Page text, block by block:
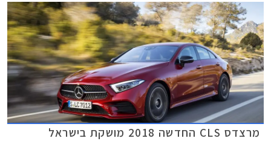
מרצדס CLS החדשה 2018 מושקת בישראל